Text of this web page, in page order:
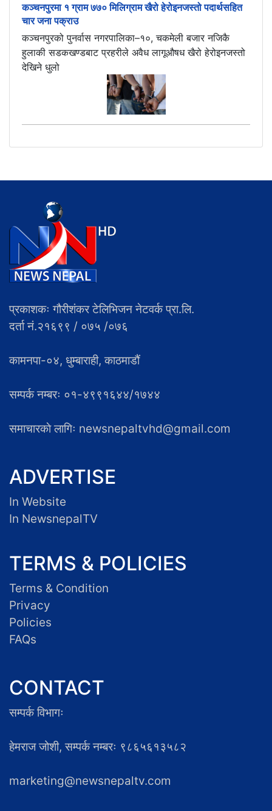
कञ्चनपुरमा १ ग्राम ७७० मिलिग्राम खैरो हेरोइनजस्तो पदार्थसहित
चार जना पक्राउ
कञ्चनपुरको पुनर्वास नगरपालिका–१०, चकमेली बजार नजिकै
हुलाकी सडकखण्डबाट प्रहरीले अवैध लागूऔषध खैरो हेरोइनजस्तो
देखिने धुलो
प्रकाशकः गौरीशंकर टेलिभिजन नेटवर्क प्रा.लि.
दर्ता नं.२१६९९ / ०७५ /०७६
कामनपा-०४, धुम्बाराही, काठमाडौं
सम्पर्क नम्बरः ०१-४९९१६४४/१७४४
समाचारकाे लागिः newsnepaltvhd@gmail.com
ADVERTISE
In Website
In NewsnepalTV
TERMS & POLICIES
Terms & Condition
Privacy
Policies
FAQs
CONTACT
सम्पर्क विभागः
हेमराज जोशी, सम्पर्क नम्बरः ९८६५६१३५८२
marketing@newsnepaltv.com